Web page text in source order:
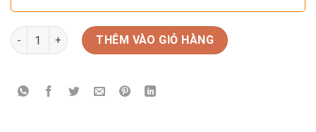
Rượu vang Úc Cock + Bull Chardonnay số lượng
THÊM VÀO GIỎ HÀNG